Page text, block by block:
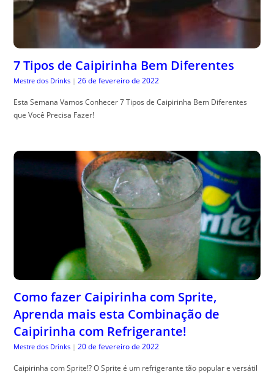
7 Tipos de Caipirinha Bem Diferentes
Mestre dos Drinks | 26 de fevereiro de 2022
Esta Semana Vamos Conhecer 7 Tipos de Caipirinha Bem Diferentes
que Você Precisa Fazer!
Como fazer Caipirinha com Sprite,
Aprenda mais esta Combinação de
Caipirinha com Refrigerante!
Mestre dos Drinks | 20 de fevereiro de 2022
Caipirinha com Sprite!? O Sprite é um refrigerante tão popular e versátil